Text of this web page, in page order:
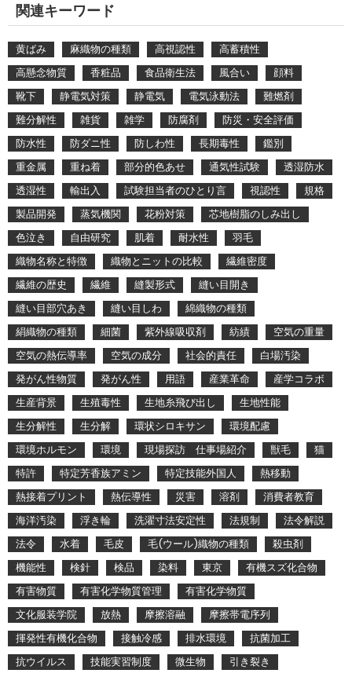
関連キーワード
黄ばみ 麻織物の種類 高視認性
高蓄積性
高懸念物質
香粧品 食品衛生法 風合い
顔料
靴下
静電気対策 静電気 電気泳動法
難燃剤
難分解性
雑貨 雑学 防腐剤
防災・安全評価
防水性
防ダニ性 防しわ性 長期毒性
鑑別
重金属
重ね着 部分的色あせ 通気性試験
透湿防水
透湿性
輸出入 試験担当者のひとり言 視認性
規格
製品開発
蒸気機関 花粉対策
芯地樹脂のしみ出し
色泣き
自由研究 肌着 耐水性
羽毛
織物名称と特徴
織物とニットの比較
繊維密度
繊維の歴史
繊維 縫製形式
縫い目開き
縫い目部穴あき
縫い目しわ
綿織物の種類
絹織物の種類
細菌 紫外線吸収剤 紡績
空気の重量
空気の熱伝導率
空気の成分 社会的責任
白場汚染
発がん性物質
発がん性 用語 産業革命
産学コラボ
生産背景
生殖毒性 生地糸飛び出し
生地性能
生分解性
生分解 環状シロキサン
環境配慮
環境ホルモン
環境 現場探訪 仕事場紹介 獣毛
猫
特許
特定芳香族アミン 特定技能外国人
熱移動
熱接着プリント
熱伝導性 災害 溶剤
消費者教育
海洋汚染
浮き輪 洗濯寸法安定性 法規制
法令解説
法令
水着 毛皮 毛(ウール)織物の種類
殺虫剤
機能性
検針 検品 染料 東京
有機スズ化合物
有害物質
有害化学物質管理
有害化学物質
文化服装学院
放熱 摩擦溶融
摩擦帯電序列
揮発性有機化合物
接触冷感 排水環境
抗菌加工
抗ウイルス
技能実習制度 微生物
引き裂き